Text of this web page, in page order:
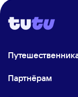
Партнёрам